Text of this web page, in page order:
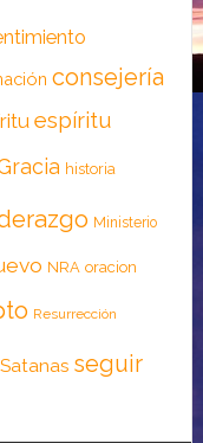
consejería
espíritu
historia
Ministerio
NRA oracion
Resurrección
Satanas seguir